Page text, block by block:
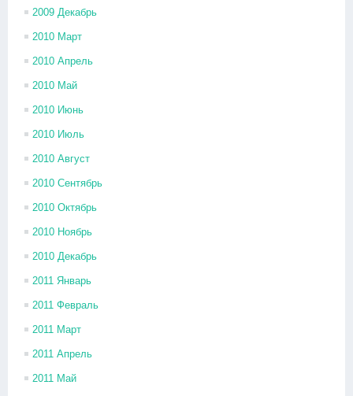
2009 Декабрь
2010 Март
2010 Апрель
2010 Май
2010 Июнь
2010 Июль
2010 Август
2010 Сентябрь
2010 Октябрь
2010 Ноябрь
2010 Декабрь
2011 Январь
2011 Февраль
2011 Март
2011 Апрель
2011 Май